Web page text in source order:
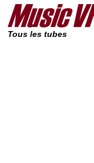
Tous les tubes